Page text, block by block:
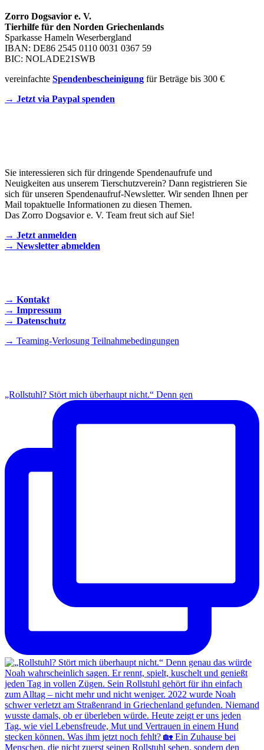
Zorro Dogsavior e. V.
Tierhilfe für den Norden Griechenlands
Sparkasse Hameln Weserbergland
IBAN: DE86 2545 0110 0031 0367 59
BIC: NOLADE21SWB
vereinfachte Spendenbescheinigung für Beträge bis 300 €
→ Jetzt via Paypal spenden
Sie interessieren sich für dringende Spendenaufrufe und
Neuigkeiten aus unserem Tierschutzverein? Dann registrieren Sie
sich für unseren Spendenaufruf-Newsletter. Wir senden Ihnen per
Mail topaktuelle Informationen zu diesen Themen.
Das Zorro Dogsavior e. V. Team freut sich auf Sie!
→ Jetzt anmelden
→ Newsletter abmelden
→ Kontakt
→ Impressum
→ Datenschutz
→ Teaming-Verlosung Teilnahmebedingungen
„Rollstuhl? Stört mich überhaupt nicht.“ Denn gen